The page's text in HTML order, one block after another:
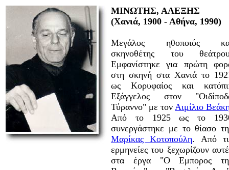
ΜΙΝΩΤΗΣ, ΑΛΕΞΗΣ
(Χανιά, 1900 - Αθήνα, 1990)
Μεγάλος ηθοποιός
σκηνοθέτης του
Εμφανίστηκε για πρώτη
στη σκηνή στα Χανιά το
ως Κορυφαίος και
Εξάγγελος στον
Τύραννο" με τον Αιμίλιο
Από το 1925 ως το
συνεργάστηκε με το θίασο
Μαρίκας Κοτοπούλη. Από
ερμηνείες του ξεχωρίζουν
στα έργα "Ο Εμπορος